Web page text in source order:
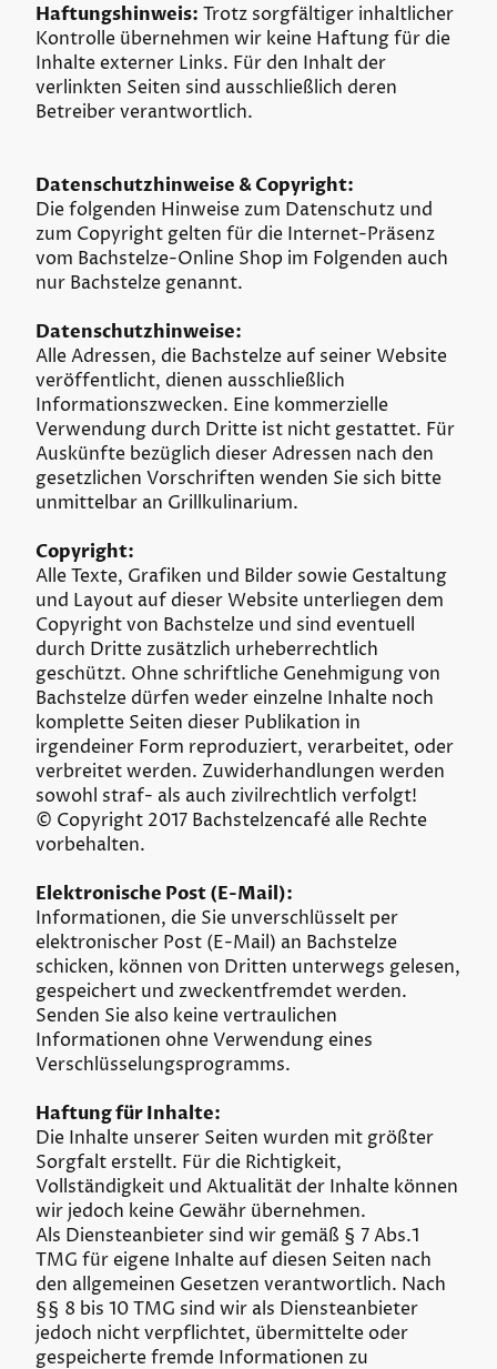
Haftungshinweis: Trotz sorgfältiger inhaltlicher
Kontrolle übernehmen wir keine Haftung für die
Inhalte externer Links. Für den Inhalt der
verlinkten Seiten sind ausschließlich deren
Betreiber verantwortlich.
Datenschutzhinweise & Copyright:
Die folgenden Hinweise zum Datenschutz und
zum Copyright gelten für die Internet-Präsenz
vom Bachstelze-Online Shop im Folgenden auch
nur Bachstelze genannt.
Datenschutzhinweise:
Alle Adressen, die Bachstelze auf seiner Website
veröffentlicht, dienen ausschließlich
Informationszwecken. Eine kommerzielle
Verwendung durch Dritte ist nicht gestattet. Für
Auskünfte bezüglich dieser Adressen nach den
gesetzlichen Vorschriften wenden Sie sich bitte
unmittelbar an Grillkulinarium.
Copyright:
Alle Texte, Grafiken und Bilder sowie Gestaltung
und Layout auf dieser Website unterliegen dem
Copyright von Bachstelze und sind eventuell
durch Dritte zusätzlich urheberrechtlich
geschützt. Ohne schriftliche Genehmigung von
Bachstelze dürfen weder einzelne Inhalte noch
komplette Seiten dieser Publikation in
irgendeiner Form reproduziert, verarbeitet, oder
verbreitet werden. Zuwiderhandlungen werden
sowohl straf- als auch zivilrechtlich verfolgt!
© Copyright 2017 Bachstelzencafé alle Rechte
vorbehalten.
Elektronische Post (E-Mail):
Informationen, die Sie unverschlüsselt per
elektronischer Post (E-Mail) an Bachstelze
schicken, können von Dritten unterwegs gelesen,
gespeichert und zweckentfremdet werden.
Senden Sie also keine vertraulichen
Informationen ohne Verwendung eines
Verschlüsselungsprogramms.
Haftung für Inhalte:
Die Inhalte unserer Seiten wurden mit größter
Sorgfalt erstellt. Für die Richtigkeit,
Vollständigkeit und Aktualität der Inhalte können
wir jedoch keine Gewähr übernehmen.
Als Diensteanbieter sind wir gemäß § 7 Abs.1
TMG für eigene Inhalte auf diesen Seiten nach
den allgemeinen Gesetzen verantwortlich. Nach
§§ 8 bis 10 TMG sind wir als Diensteanbieter
jedoch nicht verpflichtet, übermittelte oder
gespeicherte fremde Informationen zu